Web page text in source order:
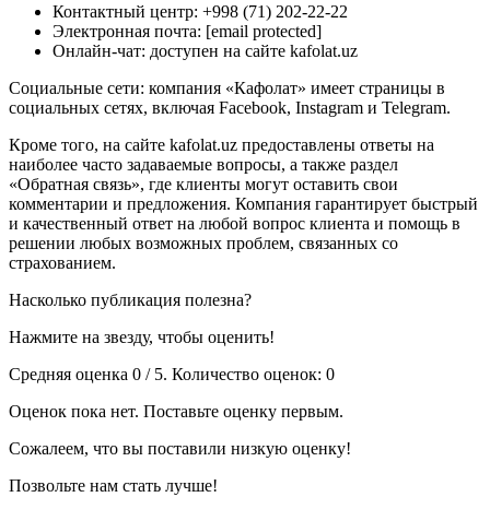
Контактный центр: +998 (71) 202-22-22
Электронная почта: [email protected]
Онлайн-чат: доступен на сайте kafolat.uz
Социальные сети: компания «Кафолат» имеет страницы в
социальных сетях, включая Facebook, Instagram и Telegram.
Кроме того, на сайте kafolat.uz предоставлены ответы на
наиболее часто задаваемые вопросы, а также раздел
«Обратная связь», где клиенты могут оставить свои
комментарии и предложения. Компания гарантирует быстрый
и качественный ответ на любой вопрос клиента и помощь в
решении любых возможных проблем, связанных со
страхованием.
Насколько публикация полезна?
Нажмите на звезду, чтобы оценить!
Средняя оценка 0 / 5. Количество оценок: 0
Оценок пока нет. Поставьте оценку первым.
Сожалеем, что вы поставили низкую оценку!
Позвольте нам стать лучше!